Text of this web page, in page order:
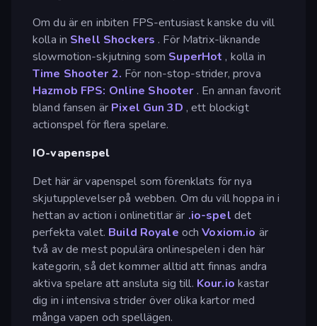
Om du är en inbiten FPS-entusiast kanske du vill
kolla in Shell Shockers . För Matrix-liknande
slowmotion-skjutning som SuperHot , kolla in
Time Shooter 2. För non-stop-strider, prova
Hazmob FPS: Online Shooter . En annan favorit
bland fansen är Pixel Gun 3D , ett blockigt
actionspel för flera spelare.
IO-vapenspel
Det här är vapenspel som förenklats för nya
skjutupplevelser på webben. Om du vill hoppa in i
hettan av action i onlinetitlar är .io-spel det
perfekta valet. Build Royale ochVoxiom.io är
två av de mest populära onlinespelen i den här
kategorin, så det kommer alltid att finnas andra
aktiva spelare att ansluta sig till. Kour.io kastar
dig in i intensiva strider över olika kartor med
många vapen och spellägen.